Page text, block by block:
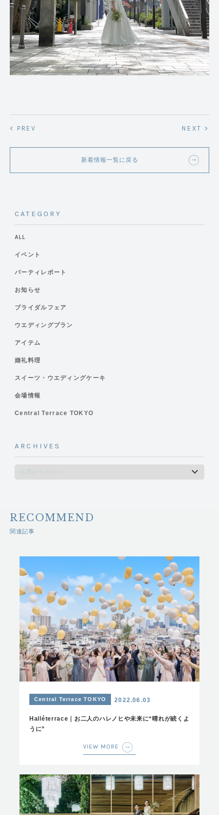
< PREV NEXT >
新着情報一覧に戻る
CATEGORY
ALL
イベント
パーティレポート
お知らせ
ブライダルフェア
ウエディングプラン
アイテム
婚礼料理
スイーツ・ウエディングケーキ
会場情報
Central Terrace TOKYO
ARCHIVES
RECOMMEND
関連記事
Central Terrace TOKYO 2022.06.03
Halléterrace｜お二人のハレノヒや未来に“晴れが続くよ
うに”
VIEW MORE